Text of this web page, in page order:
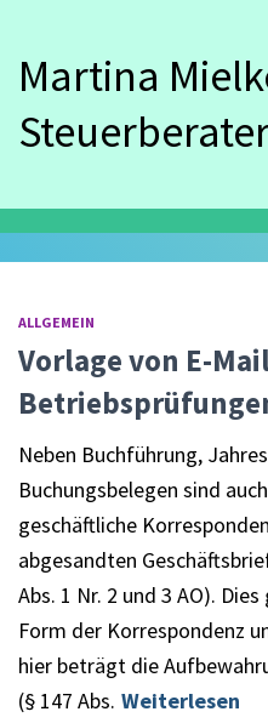
Martina
ALLGEMEIN
Vorlage von E-
Neben Buchführung,
Buchungsbelegen sind
geschäftliche
abgesandten
Abs. 1 Nr. 2 und 3 AO).
Form der Korrespondenz
hier beträgt die
(§ 147 Abs. Weiterlesen